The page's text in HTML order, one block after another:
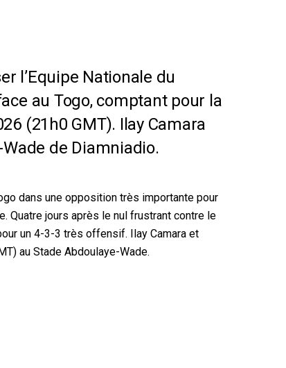
l’Equipe Nationale du
au Togo, comptant pour la
(21h0 GMT). Ilay Camara
de Diamniadio.
dans une opposition très importante pour
Quatre jours après le nul frustrant contre le
un 4-3-3 très offensif. Ilay Camara et
au Stade Abdoulaye-Wade.